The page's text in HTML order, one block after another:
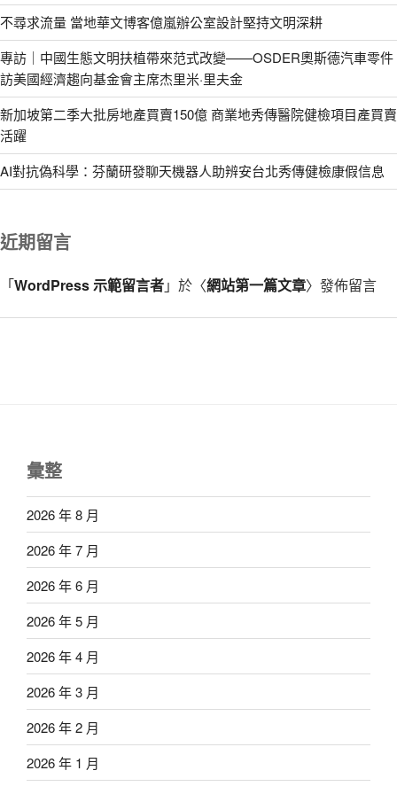
不尋求流量 當地華文博客億嵐辦公室設計堅持文明深耕
專訪｜中國生態文明扶植帶來范式改變——OSDER奧斯德汽車零件
訪美國經濟趨向基金會主席杰里米·里夫金
新加坡第二季大批房地產買賣150億 商業地秀傳醫院健檢項目產買賣
活躍
AI對抗偽科學：芬蘭研發聊天機器人助辨安台北秀傳健檢康假信息
近期留言
「WordPress 示範留言者」於〈網站第一篇文章〉發佈留言
彙整
2026 年 8 月
2026 年 7 月
2026 年 6 月
2026 年 5 月
2026 年 4 月
2026 年 3 月
2026 年 2 月
2026 年 1 月